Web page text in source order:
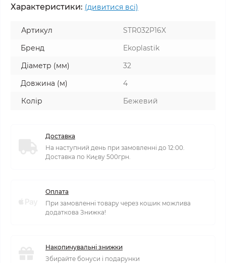
Характеристики: (дивитися всі)
Артикул
STR032P16X
Бренд
Ekoplastik
Діаметр (мм)
32
Довжина (м)
4
Колір
Бежевий
Доставка
На наступний день при замовленні до 12:00.
Доставка по Києву 500грн.
Оплата
При замовленні товару через кошик можлива
додаткова Знижка!
Накопичувальні знижки
Збирайте бонуси і подарунки